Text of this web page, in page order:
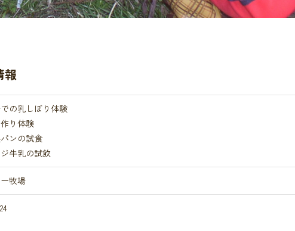
報
の乳しぼり体験
り体験
ンの試食
牛乳の試飲
牧場